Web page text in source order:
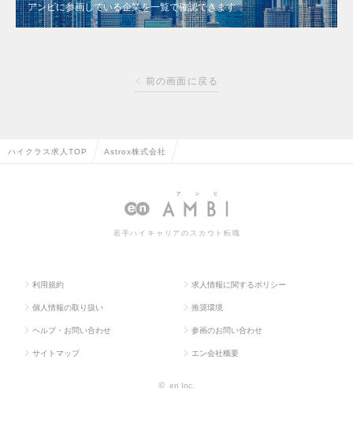
アンビに参画している企業を一覧で確認できます
前の画面に戻る
ハイクラス求人TOP Astrox株式会社
若手ハイキャリアのスカウト転職
利用規約 求人情報に関するポリシー
個人情報の取り扱い 推奨環境
ヘルプ・お問い合わせ 参画のお問い合わせ
サイトマップ エン会社概要
© en Inc.